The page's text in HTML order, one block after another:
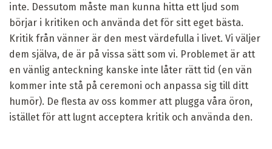
inte. Dessutom måste man kunna hitta ett ljud som
börjar i kritiken och använda det för sitt eget bästa.
Kritik från vänner är den mest värdefulla i livet. Vi väljer
dem själva, de är på vissa sätt som vi. Problemet är att
en vänlig anteckning kanske inte låter rätt tid (en vän
kommer inte stå på ceremoni och anpassa sig till ditt
humör). De flesta av oss kommer att plugga våra öron,
istället för att lugnt acceptera kritik och använda den.